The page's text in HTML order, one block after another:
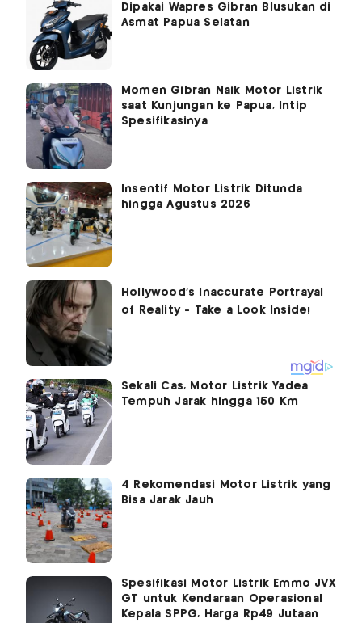
Dipakai Wapres Gibran Blusukan di
Asmat Papua Selatan
Momen Gibran Naik Motor Listrik
saat Kunjungan ke Papua, Intip
Spesifikasinya
Insentif Motor Listrik Ditunda
hingga Agustus 2026
Sekali Cas, Motor Listrik Yadea
Tempuh Jarak hingga 150 Km
4 Rekomendasi Motor Listrik yang
Bisa Jarak Jauh
Spesifikasi Motor Listrik Emmo JVX
GT untuk Kendaraan Operasional
Kepala SPPG, Harga Rp49 Jutaan